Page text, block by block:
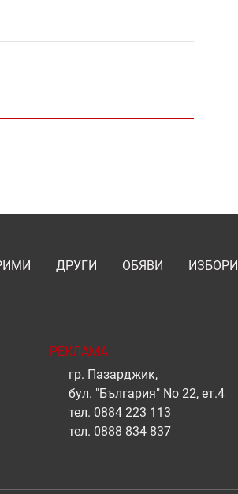
ДРУГИ ОБЯВИ ИЗБОРИ
РЕКЛАМА
гр. Пазарджик,
бул. "България" No 22, ет.4
тел. 0884 223 113
тел. 0888 834 837